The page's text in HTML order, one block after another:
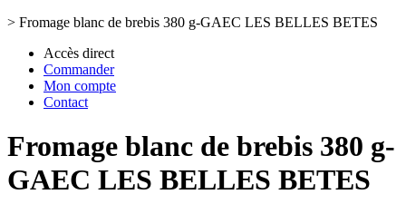
> Fromage blanc de brebis 380 g-GAEC LES BELLES BETES
Accès direct
Commander
Mon compte
Contact
Fromage blanc de brebis 380 g-
GAEC LES BELLES BETES